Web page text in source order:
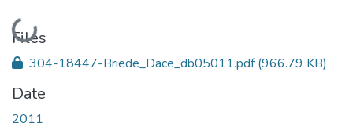
Loading...
Files
304-18447-Briede_Dace_db05011.pdf(966.79 KB)
Date
2011